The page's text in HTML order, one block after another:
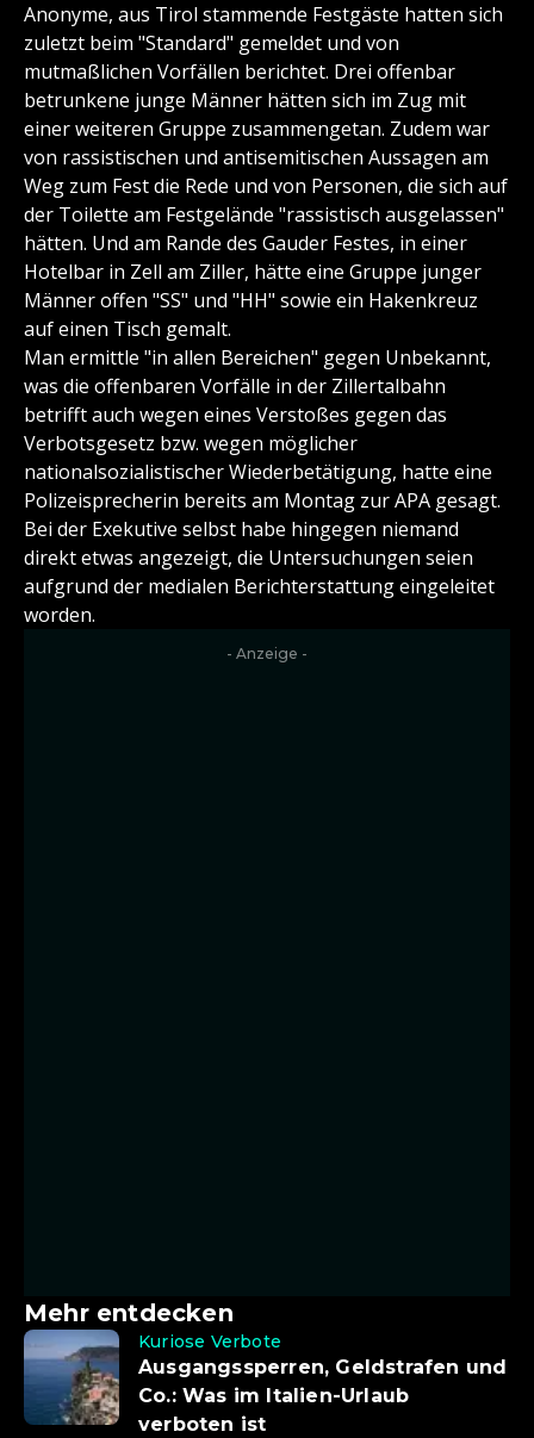
Anonyme, aus Tirol stammende Festgäste hatten sich
zuletzt beim "Standard" gemeldet und von
mutmaßlichen Vorfällen berichtet. Drei offenbar
betrunkene junge Männer hätten sich im Zug mit
einer weiteren Gruppe zusammengetan. Zudem war
von rassistischen und antisemitischen Aussagen am
Weg zum Fest die Rede und von Personen, die sich auf
der Toilette am Festgelände "rassistisch ausgelassen"
hätten. Und am Rande des Gauder Festes, in einer
Hotelbar in Zell am Ziller, hätte eine Gruppe junger
Männer offen "SS" und "HH" sowie ein Hakenkreuz
auf einen Tisch gemalt.
Man ermittle "in allen Bereichen" gegen Unbekannt,
was die offenbaren Vorfälle in der Zillertalbahn
betrifft auch wegen eines Verstoßes gegen das
Verbotsgesetz bzw. wegen möglicher
nationalsozialistischer Wiederbetätigung, hatte eine
Polizeisprecherin bereits am Montag zur APA gesagt.
Bei der Exekutive selbst habe hingegen niemand
direkt etwas angezeigt, die Untersuchungen seien
aufgrund der medialen Berichterstattung eingeleitet
worden.
- Anzeige -
Mehr entdecken
Kuriose Verbote
Ausgangssperren, Geldstrafen und
Co.: Was im Italien-Urlaub
verboten ist